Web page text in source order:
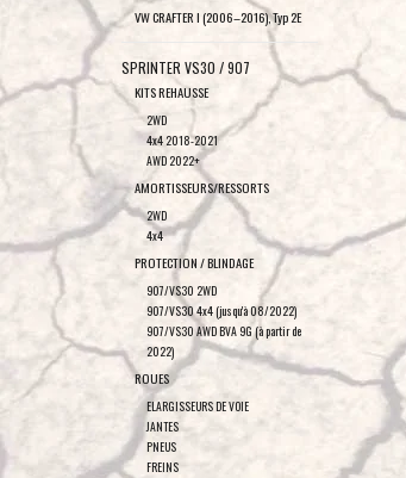
VW CRAFTER I (2006–2016), Typ 2E
SPRINTER VS30 / 907
KITS REHAUSSE
2WD
4x4 2018-2021
AWD 2022+
AMORTISSEURS/RESSORTS
2WD
4x4
PROTECTION / BLINDAGE
907/VS30 2WD
907/VS30 4x4 (jusqu'à 08/2022)
907/VS30 AWD BVA 9G (à partir de
2022)
ROUES
ELARGISSEURS DE VOIE
JANTES
PNEUS
FREINS